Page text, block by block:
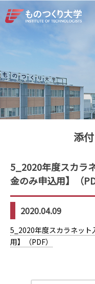
添
5_2020年度スカラ
金のみ申込用】（
2020.04.09
5_2020年度スカラネッ
用】（PDF）